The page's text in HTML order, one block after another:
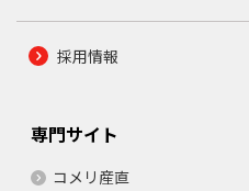
採用情報
専門サイト
コメリ産直